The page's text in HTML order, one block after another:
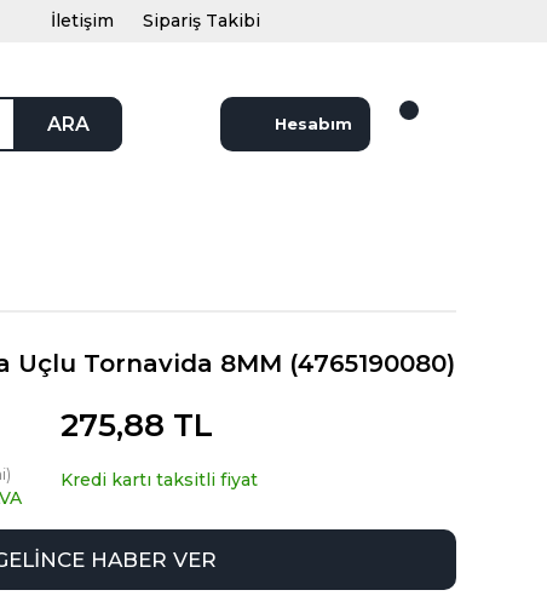
İletişim Sipariş Takibi
ARA Hesabım
Uçlu Tornavida 8MM (4765190080)
275,88 TL
Kredi kartı taksitli fiyat
HABER VER